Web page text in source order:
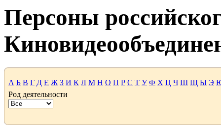
Персоны
А Б В Г Д Е Ж З И К Л М Н О П Р С Т У Ф Х Ц Ч Ш Щ Ы Э
Род деятельности